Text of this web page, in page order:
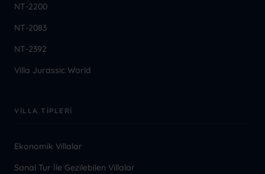
NT-2200
NT-2083
NT-2392
Villa Jurassic World
VILLA TIPLERI
Ekonomik Villalar
Sanal Tur İle Gezilebilen Villalar